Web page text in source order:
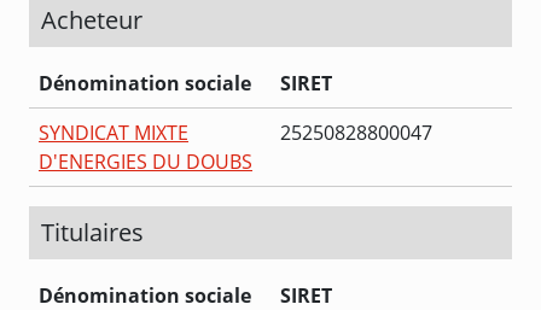
Acheteur
Dénomination sociale
SIRET
SYNDICAT MIXTE
D'ENERGIES DU DOUBS
25250828800047
Titulaires
Dénomination sociale
SIRET